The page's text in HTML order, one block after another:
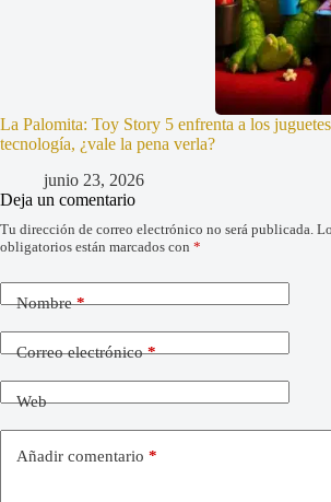
La Palomita: Toy Story 5 enfrenta a los
tecnología, ¿vale la pena verla?
junio 23, 2026
Deja un comentario
Tu dirección de correo electrónico no será publicada.
obligatorios están marcados con *
Nombre*
Correo electrónico*
Web
Añadir comentario *